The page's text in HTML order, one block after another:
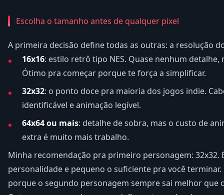
Escolha o tamanho antes de qualquer pixel
A primeira decisão define todas as outras: a resolução
16x16: estilo retrô tipo NES. Quase nenhum
Ótimo pra começar porque te força a simplificar.
32x32: o ponto doce pra maioria dos jogos indie.
identificável e animação legível.
64x64 ou mais: detalhe de sobra, mas o custo de
extra é muito mais trabalho.
Minha recomendação pra primeiro personagem: 32x32.
personalidade e pequeno o suficiente pra você
porque o segundo personagem sempre sai melhor que